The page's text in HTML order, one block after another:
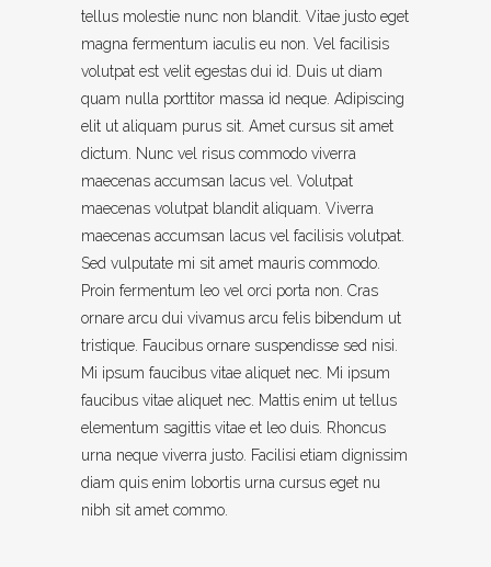
tellus molestie nunc non blandit. Vitae justo eget
magna fermentum iaculis eu non. Vel facilisis
volutpat est velit egestas dui id. Duis ut diam
quam nulla porttitor massa id neque. Adipiscing
elit ut aliquam purus sit. Amet cursus sit amet
dictum. Nunc vel risus commodo viverra
maecenas accumsan lacus vel. Volutpat
maecenas volutpat blandit aliquam. Viverra
maecenas accumsan lacus vel facilisis volutpat.
Sed vulputate mi sit amet mauris commodo.
Proin fermentum leo vel orci porta non. Cras
ornare arcu dui vivamus arcu felis bibendum ut
tristique. Faucibus ornare suspendisse sed nisi.
Mi ipsum faucibus vitae aliquet nec. Mi ipsum
faucibus vitae aliquet nec. Mattis enim ut tellus
elementum sagittis vitae et leo duis. Rhoncus
urna neque viverra justo. Facilisi etiam dignissim
diam quis enim lobortis urna cursus eget nu
nibh sit amet commo.